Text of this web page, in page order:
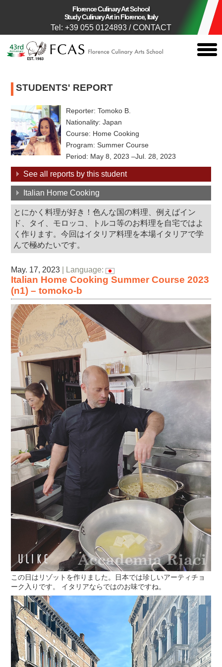
Florence Culinary Art School
Study Culinary Art in Florence, Italy
Tel: +39 055 0124893 /CONTACT
STUDENTS' REPORT
Reporter: Tomoko B.
Nationality: Japan
Course: Home Cooking
Program: Summer Course
Period: May 8, 2023 –Jul. 28, 2023
See all reports by this student
Italian Home Cooking
とにかく料理が好き！色んな国の料理、例えばイン
ド、タイ、モロッコ、トルコ等のお料理を自宅ではよ
く作ります。今回はイタリア料理を本場イタリアで学
んで極めたいです。
May. 17, 2023 | Language:
Italian Home Cooking Summer Course 2023
(n1) – tomoko-b
この日はリゾットを作りました。日本では珍しいアーティチョ
ーク入りです。 イタリアならではのお味ですね。